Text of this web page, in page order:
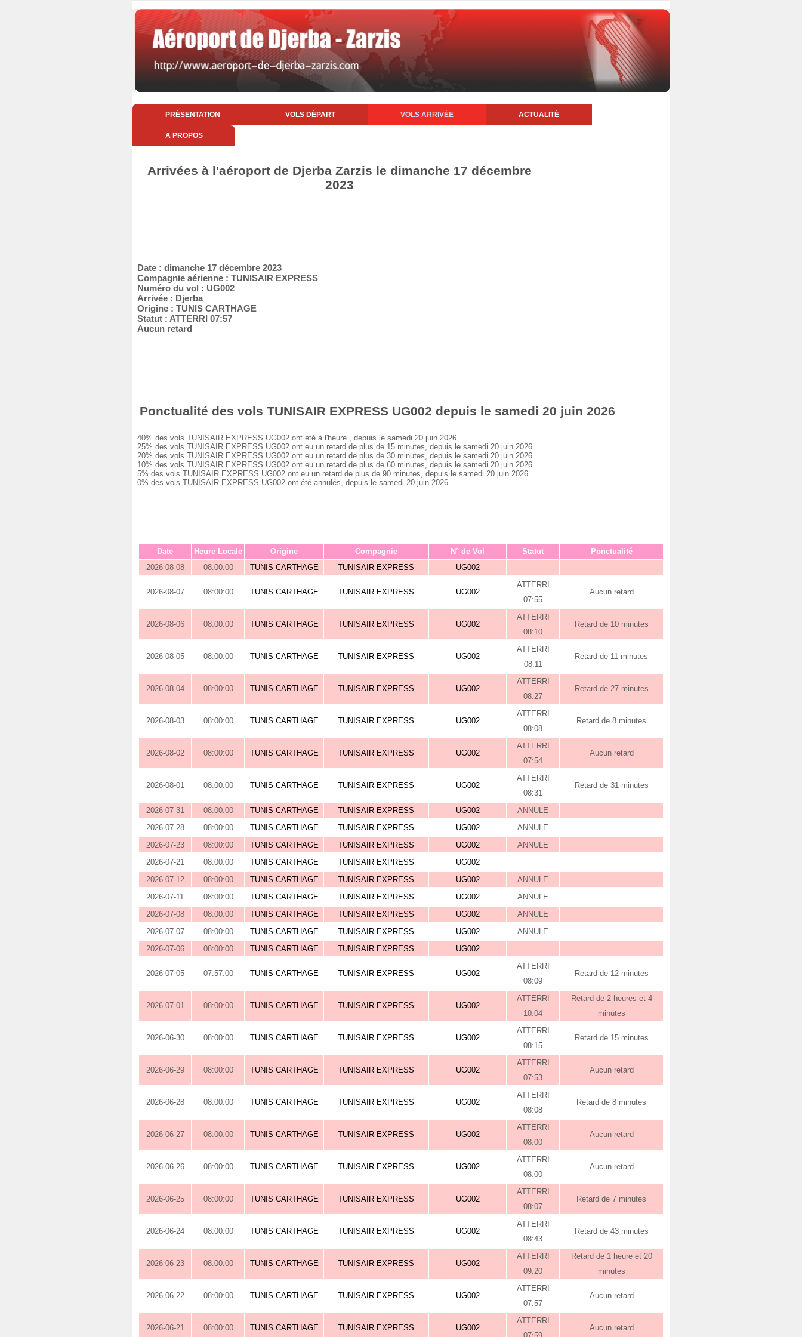
PRÉSENTATION VOLS DÉPART VOLS ARRIVÉE ACTUALITÉ
A PROPOS
Arrivées à l'aéroport de Djerba Zarzis le dimanche 17 décembre
2023
Date : dimanche 17 décembre 2023
Compagnie aérienne : TUNISAIR EXPRESS
Numéro du vol : UG002
Arrivée : Djerba
Origine : TUNIS CARTHAGE
Statut : ATTERRI 07:57
Aucun retard
Ponctualité des vols TUNISAIR EXPRESS UG002 depuis le samedi 20 juin 2026
40% des vols TUNISAIR EXPRESS UG002 ont été à l'heure , depuis le samedi 20 juin 2026
25% des vols TUNISAIR EXPRESS UG002 ont eu un retard de plus de 15 minutes, depuis le samedi 20 juin 2026
20% des vols TUNISAIR EXPRESS UG002 ont eu un retard de plus de 30 minutes, depuis le samedi 20 juin 2026
10% des vols TUNISAIR EXPRESS UG002 ont eu un retard de plus de 60 minutes, depuis le samedi 20 juin 2026
5% des vols TUNISAIR EXPRESS UG002 ont eu un retard de plus de 90 minutes, depuis le samedi 20 juin 2026
0% des vols TUNISAIR EXPRESS UG002 ont été annulés, depuis le samedi 20 juin 2026
Date Heure Locale Origine Compagnie N° de Vol Statut
Ponctualité
2026-08-08
08:00:00 TUNIS CARTHAGE TUNISAIR EXPRESS UG002
2026-08-07 08:00:00 TUNIS CARTHAGE TUNISAIR EXPRESS UG002
ATTERRI
07:55
Aucun retard
2026-08-06 08:00:00 TUNIS CARTHAGE TUNISAIR EXPRESS UG002
ATTERRI
08:10
Retard de 10 minutes
2026-08-05 08:00:00 TUNIS CARTHAGE TUNISAIR EXPRESS UG002
ATTERRI
08:11
Retard de 11 minutes
2026-08-04 08:00:00 TUNIS CARTHAGE TUNISAIR EXPRESS UG002
ATTERRI
08:27
Retard de 27 minutes
2026-08-03 08:00:00 TUNIS CARTHAGE TUNISAIR EXPRESS UG002
ATTERRI
08:08
Retard de 8 minutes
2026-08-02 08:00:00 TUNIS CARTHAGE TUNISAIR EXPRESS UG002
ATTERRI
07:54
Aucun retard
2026-08-01 08:00:00 TUNIS CARTHAGE TUNISAIR EXPRESS UG002
ATTERRI
08:31
Retard de 31 minutes
2026-07-31 08:00:00 TUNIS CARTHAGE TUNISAIR EXPRESS UG002
ANNULE
2026-07-28
08:00:00 TUNIS CARTHAGE TUNISAIR EXPRESS UG002
ANNULE
2026-07-23
08:00:00 TUNIS CARTHAGE TUNISAIR EXPRESS UG002
ANNULE
2026-07-21
08:00:00 TUNIS CARTHAGE TUNISAIR EXPRESS
UG002
2026-07-12
08:00:00 TUNIS CARTHAGE TUNISAIR EXPRESS UG002
ANNULE
2026-07-11
08:00:00 TUNIS CARTHAGE TUNISAIR EXPRESS UG002
ANNULE
2026-07-08
08:00:00 TUNIS CARTHAGE TUNISAIR EXPRESS UG002
ANNULE
2026-07-07
08:00:00 TUNIS CARTHAGE TUNISAIR EXPRESS UG002
ANNULE
2026-07-06
08:00:00 TUNIS CARTHAGE TUNISAIR EXPRESS UG002
2026-07-05 07:57:00 TUNIS CARTHAGE TUNISAIR EXPRESS UG002
ATTERRI
08:09
Retard de 12 minutes
2026-07-01 08:00:00 TUNIS CARTHAGE TUNISAIR EXPRESS UG002
ATTERRI
10:04
Retard de 2 heures et 4
minutes
2026-06-30 08:00:00 TUNIS CARTHAGE TUNISAIR EXPRESS UG002
ATTERRI
08:15
Retard de 15 minutes
2026-06-29 08:00:00 TUNIS CARTHAGE TUNISAIR EXPRESS UG002
ATTERRI
07:53
Aucun retard
2026-06-28 08:00:00 TUNIS CARTHAGE TUNISAIR EXPRESS UG002
ATTERRI
08:08
Retard de 8 minutes
2026-06-27 08:00:00 TUNIS CARTHAGE TUNISAIR EXPRESS UG002
ATTERRI
08:00
Aucun retard
2026-06-26 08:00:00 TUNIS CARTHAGE TUNISAIR EXPRESS UG002
ATTERRI
08:00
Aucun retard
2026-06-25 08:00:00 TUNIS CARTHAGE TUNISAIR EXPRESS UG002
ATTERRI
08:07
Retard de 7 minutes
2026-06-24 08:00:00 TUNIS CARTHAGE TUNISAIR EXPRESS UG002
ATTERRI
08:43
Retard de 43 minutes
2026-06-23 08:00:00 TUNIS CARTHAGE TUNISAIR EXPRESS UG002
ATTERRI
09:20
Retard de 1 heure et 20
minutes
2026-06-22 08:00:00 TUNIS CARTHAGE TUNISAIR EXPRESS UG002
ATTERRI
07:57
Aucun retard
2026-06-21 08:00:00 TUNIS CARTHAGE TUNISAIR EXPRESS UG002
ATTERRI
Aucun retard